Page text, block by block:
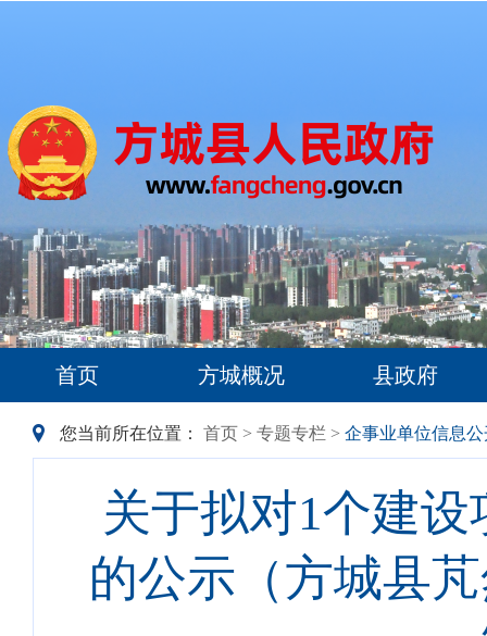
首页 方城概况 县政府
您当前所在位置： 首页 > 专题专栏 > 企事业单位信息公
关于拟对1个建
的公示（方城县